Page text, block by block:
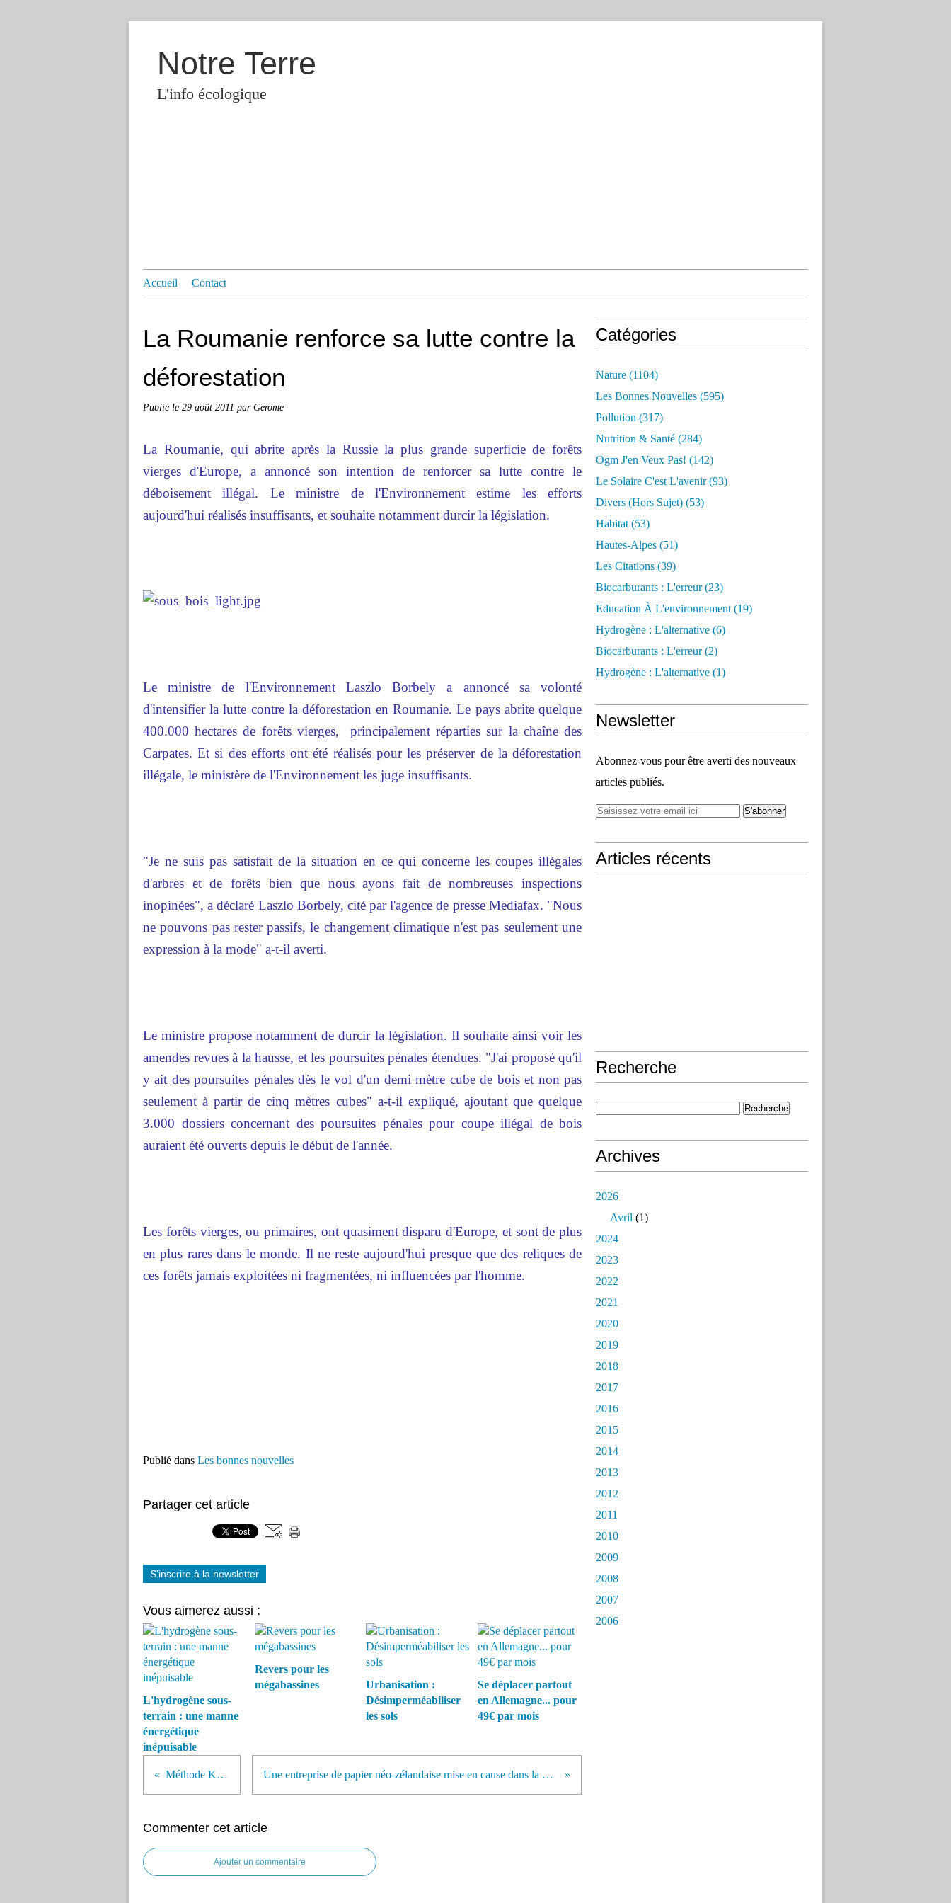
Notre Terre
L'info écologique
Accueil Contact
La Roumanie renforce sa lutte contre la
déforestation
Publié le 29 août 2011 par Gerome
La Roumanie, qui abrite après la Russie la plus grande superficie de forêts
vierges d'Europe, a annoncé son intention de renforcer sa lutte contre le
déboisement illégal. Le ministre de l'Environnement estime les efforts
aujourd'hui réalisés insuffisants, et souhaite notamment durcir la législation.
Le ministre de l'Environnement Laszlo Borbely a annoncé sa volonté
d'intensifier la lutte contre la déforestation en Roumanie. Le pays abrite quelque
400.000 hectares de forêts vierges, principalement réparties sur la chaîne des
Carpates. Et si des efforts ont été réalisés pour les préserver de la déforestation
illégale, le ministère de l'Environnement les juge insuffisants.
"Je ne suis pas satisfait de la situation en ce qui concerne les coupes illégales
d'arbres et de forêts bien que nous ayons fait de nombreuses inspections
inopinées", a déclaré Laszlo Borbely, cité par l'agence de presse Mediafax. "Nous
ne pouvons pas rester passifs, le changement climatique n'est pas seulement une
expression à la mode" a-t-il averti.
Le ministre propose notamment de durcir la législation. Il souhaite ainsi voir les
amendes revues à la hausse, et les poursuites pénales étendues. "J'ai proposé qu'il
y ait des poursuites pénales dès le vol d'un demi mètre cube de bois et non pas
seulement à partir de cinq mètres cubes" a-t-il expliqué, ajoutant que quelque
3.000 dossiers concernant des poursuites pénales pour coupe illégal de bois
auraient été ouverts depuis le début de l'année.
Les forêts vierges, ou primaires, ont quasiment disparu d'Europe, et sont de plus
en plus rares dans le monde. Il ne reste aujourd'hui presque que des reliques de
ces forêts jamais exploitées ni fragmentées, ni influencées par l'homme.
Publié dans Les bonnes nouvelles
Partager cet article
S'inscrire à la newsletter
Vous aimerez aussi :
L'hydrogène sous-
terrain : une manne
énergétique
inépuisable
Revers pour les
mégabassines
Urbanisation :
Désimperméabiliser
les sols
Se déplacer partout
en Allemagne... pour
49€ par mois
Méthode Kousmine Une entreprise de papier néo-zélandaise mise en cause dans la déforestation en Indonésie
Commenter cet article
Ajouter un commentaire
Catégories
Nature (1104)
Les Bonnes Nouvelles (595)
Pollution (317)
Nutrition & Santé (284)
Ogm J'en Veux Pas! (142)
Le Solaire C'est L'avenir(93)
Divers (hors Sujet) (53)
Habitat (53)
Hautes-Alpes (51)
Les Citations (39)
Biocarburants : L'erreur(23)
Education À L'environnement (19)
Hydrogène : L'alternative (6)
Biocarburants : L'erreur(2)
Hydrogène : L'alternative (1)
Newsletter
Abonnez-vous pour être averti des nouveaux
articles publiés.
Articles récents
Recherche
Archives
2026
Avril (1)
2024
2023
2022
2021
2020
2019
2018
2017
2016
2015
2014
2013
2012
2011
2010
2009
2008
2007
2006